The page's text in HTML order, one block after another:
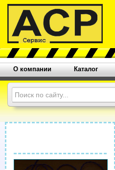
О компании Каталог